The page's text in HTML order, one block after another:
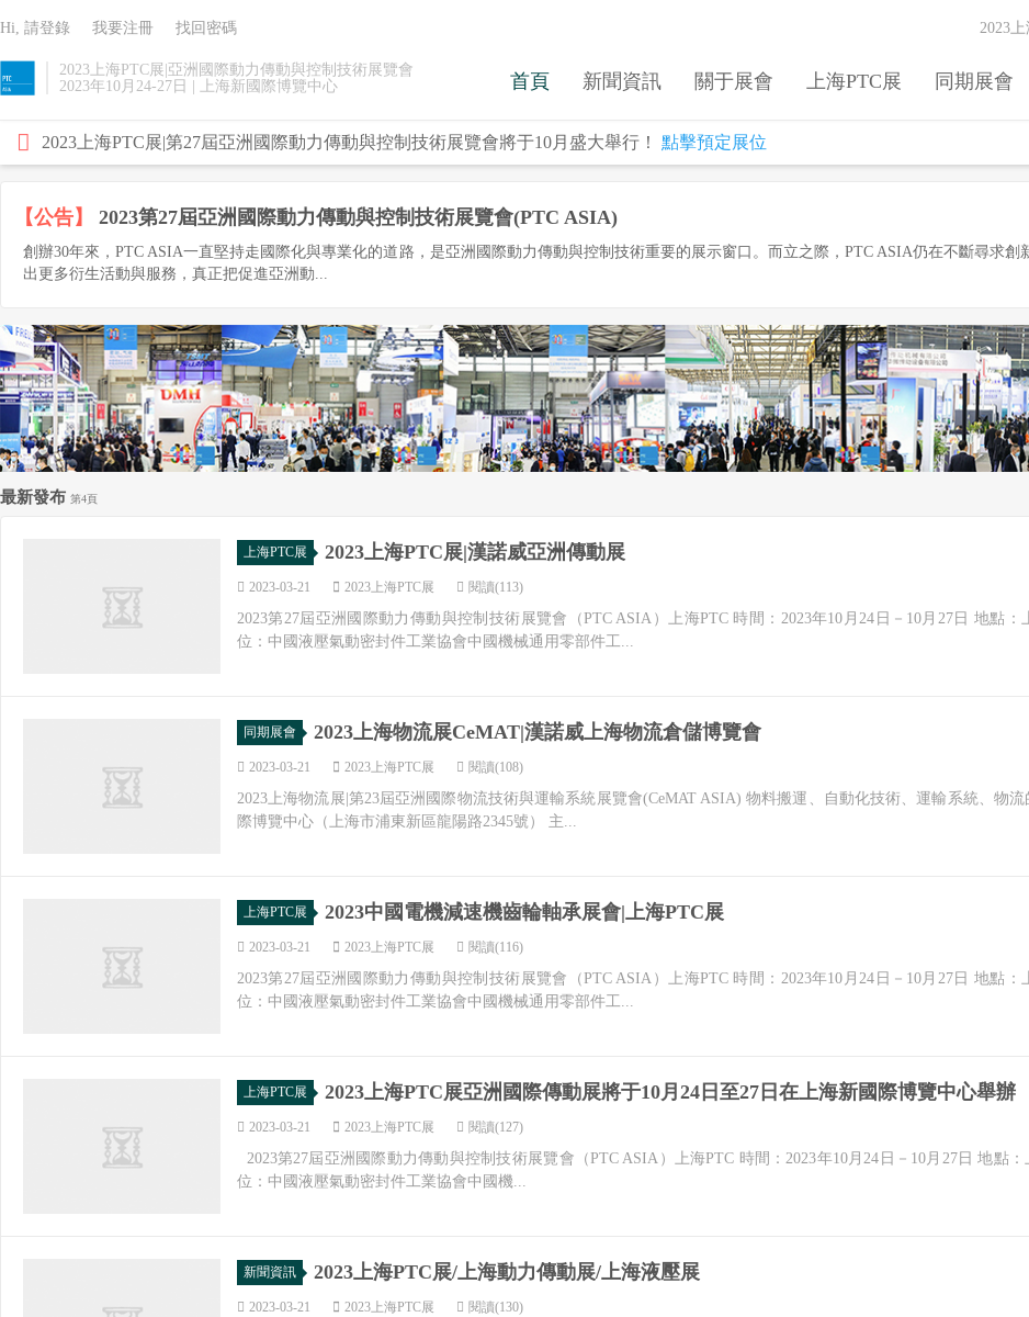
2023上海PTC展|亞洲國際動力傳動與控制技術展覽會
2023年10月24-27日 | 上海新國際博覽中心
首頁 新聞資訊 關于展會 上海PTC展 同期展會
2023
Hi, 請登錄 我要注冊 找回密碼
2023上海PTC展|第27屆亞洲國際動力傳動與控制技術展覽會將于10月盛大舉行！ 點擊預定展位
【公告】 2023第27屆亞洲國際動力傳動與控制技術展覽會(PTC ASIA)
創辦30年來，PTC ASIA一直堅持走國際化與專業化的道路，是亞洲國際動力傳動與控制技術重要的展示窗口。而立之際，PTC ASIA仍在不斷尋求
出更多衍生活動與服務，真正把促進亞洲動...
最新發布 第4頁
上海PTC展 2023上海PTC展|漢諾威亞洲傳動展
2023-03-21 2023上海PTC展 閱讀(113)
2023第27屆亞洲國際動力傳動與控制技術展覽會（PTC ASIA）上海PTC 時間：2023年10月24日－10月27日 地點
位：中國液壓氣動密封件工業協會中國機械通用零部件工...
同期展會 2023上海物流展CeMAT|漢諾威上海物流倉儲博覽會
2023-03-21 2023上海PTC展 閱讀(108)
2023上海物流展|第23屆亞洲國際物流技術與運輸系統展覽會(CeMAT ASIA) 物料搬運、自動化技術、運輸系統、物
際博覽中心（上海市浦東新區龍陽路2345號） 主...
上海PTC展 2023中國電機減速機齒輪軸承展會|上海PTC展
2023-03-21 2023上海PTC展 閱讀(116)
2023第27屆亞洲國際動力傳動與控制技術展覽會（PTC ASIA）上海PTC 時間：2023年10月24日－10月27日 地點
位：中國液壓氣動密封件工業協會中國機械通用零部件工...
上海PTC展 2023上海PTC展亞洲國際傳動展將于10月24日至27日在上海新國際博覽中心舉辦
2023-03-21 2023上海PTC展 閱讀(127)
2023第27屆亞洲國際動力傳動與控制技術展覽會（PTC ASIA）上海PTC 時間：2023年10月24日－10月27日 地點
位：中國液壓氣動密封件工業協會中國機...
新聞資訊 2023上海PTC展/上海動力傳動展/上海液壓展
2023-03-21 2023上海PTC展 閱讀(130)